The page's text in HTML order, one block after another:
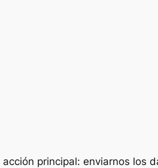
principal: enviarnos los